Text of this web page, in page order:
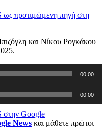
προτιμώμενη πηγή στη
και Νίκου Ρογκάκου
00:00
00:00
Google
News και μάθετε πρώτοι